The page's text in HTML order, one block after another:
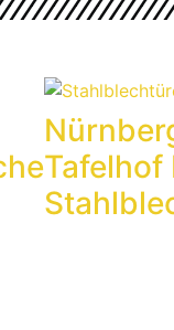
Tafelhof